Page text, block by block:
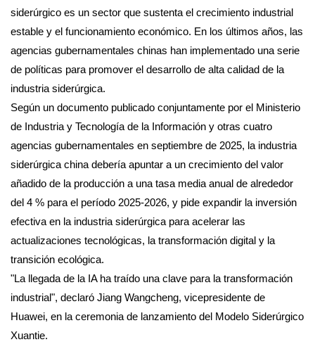
siderúrgico es un sector que sustenta el crecimiento industrial
estable y el funcionamiento económico. En los últimos años, las
agencias gubernamentales chinas han implementado una serie
de políticas para promover el desarrollo de alta calidad de la
industria siderúrgica.
Según un documento publicado conjuntamente por el Ministerio
de Industria y Tecnología de la Información y otras cuatro
agencias gubernamentales en septiembre de 2025, la industria
siderúrgica china debería apuntar a un crecimiento del valor
añadido de la producción a una tasa media anual de alrededor
del 4 % para el período 2025-2026, y pide expandir la inversión
efectiva en la industria siderúrgica para acelerar las
actualizaciones tecnológicas, la transformación digital y la
transición ecológica.
"La llegada de la IA ha traído una clave para la transformación
industrial", declaró Jiang Wangcheng, vicepresidente de
Huawei, en la ceremonia de lanzamiento del Modelo Siderúrgico
Xuantie.